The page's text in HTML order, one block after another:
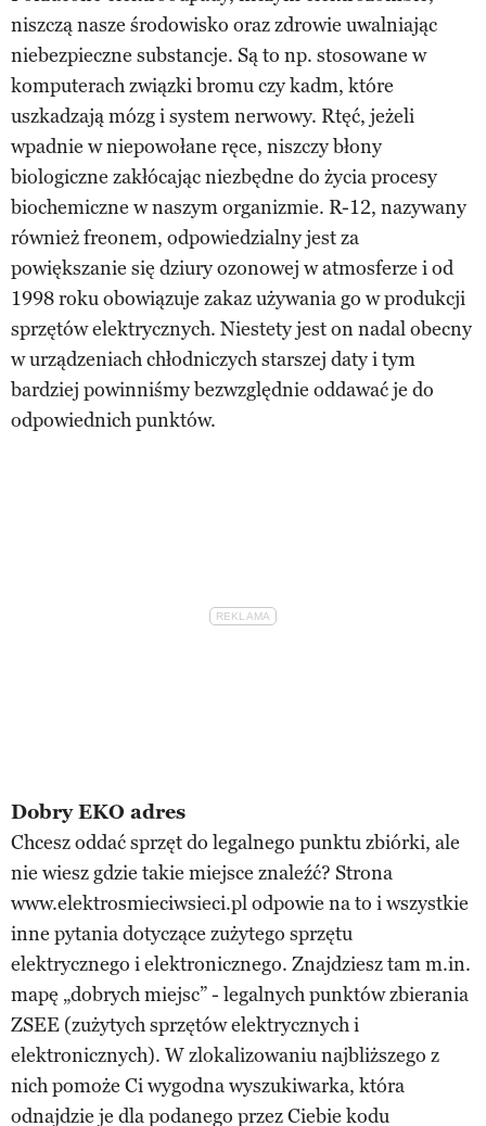
niszczą nasze środowisko oraz zdrowie uwalniając
niebezpieczne substancje. Są to np. stosowane w
komputerach związki bromu czy kadm, które
uszkadzają mózg i system nerwowy. Rtęć, jeżeli
wpadnie w niepowołane ręce, niszczy błony
biologiczne zakłócając niezbędne do życia procesy
biochemiczne w naszym organizmie. R-12, nazywany
również freonem, odpowiedzialny jest za
powiększanie się dziury ozonowej w atmosferze i od
1998 roku obowiązuje zakaz używania go w produkcji
sprzętów elektrycznych. Niestety jest on nadal obecny
w urządzeniach chłodniczych starszej daty i tym
bardziej powinniśmy bezwzględnie oddawać je do
odpowiednich punktów.
Dobry EKO adres
Chcesz oddać sprzęt do legalnego punktu zbiórki, ale
nie wiesz gdzie takie miejsce znaleźć? Strona
www.elektrosmieciwsieci.pl odpowie na to i wszystkie
inne pytania dotyczące zużytego sprzętu
elektrycznego i elektronicznego. Znajdziesz tam m.in.
mapę „dobrych miejsc” - legalnych punktów zbierania
ZSEE (zużytych sprzętów elektrycznych i
elektronicznych). W zlokalizowaniu najbliższego z
nich pomoże Ci wygodna wyszukiwarka, która
odnajdzie je dla podanego przez Ciebie kodu